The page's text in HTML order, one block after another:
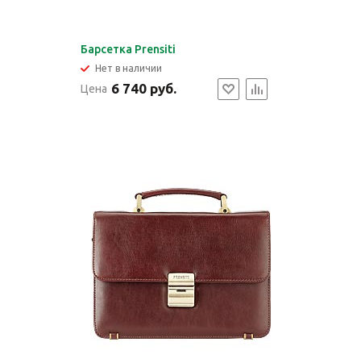
Барсетка Prensiti
Нет в наличии
Цена 6 740 руб.